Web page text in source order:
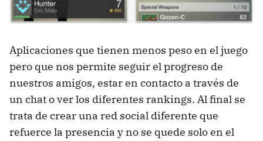
Aplicaciones que tienen menos peso en el juego
pero que nos permite seguir el progreso de
nuestros amigos, estar en contacto a través de
un chat o ver los diferentes rankings. Al final se
trata de crear una red social diferente que
refuerce la presencia y no se quede solo en el